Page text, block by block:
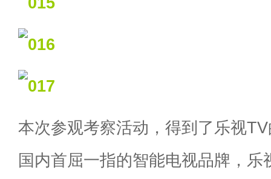
本次参观考察活动，得到了乐视
国内首屈一指的智能电视品牌，乐